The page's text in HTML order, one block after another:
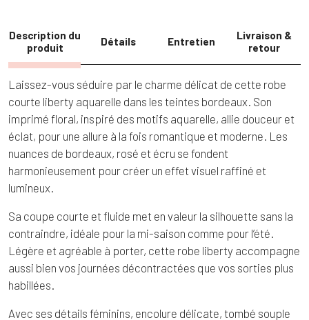
Description du
produit
Détails Entretien
Livraison &
retour
Laissez-vous séduire par le charme délicat de cette robe
courte liberty aquarelle dans les teintes bordeaux. Son
imprimé floral, inspiré des motifs aquarelle, allie douceur et
éclat, pour une allure à la fois romantique et moderne. Les
nuances de bordeaux, rosé et écru se fondent
harmonieusement pour créer un effet visuel raffiné et
lumineux.
Sa coupe courte et fluide met en valeur la silhouette sans la
contraindre, idéale pour la mi-saison comme pour l’été.
Légère et agréable à porter, cette robe liberty accompagne
aussi bien vos journées décontractées que vos sorties plus
habillées.
Avec ses détails féminins, encolure délicate, tombé souple